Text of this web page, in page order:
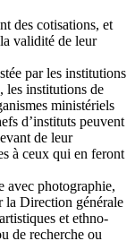
des cotisations, et
validité de leur
par les institutions
les institutions de
ministériels
d’instituts peuvent
de leur
à ceux qui en feront
avec photographie,
la Direction générale
et ethno-
de recherche ou